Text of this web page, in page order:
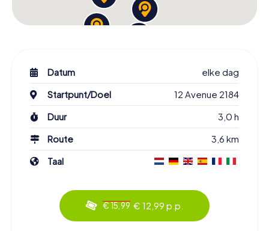
Datum
elke dag
Startpunt/Doel
12 Avenue 2184
Duur
3,0 h
Route
3,6 km
Taal
€ 15,99 € 12,99 p.p.